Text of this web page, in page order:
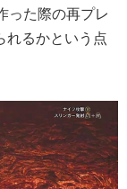
った際の再プレ
れるかという点